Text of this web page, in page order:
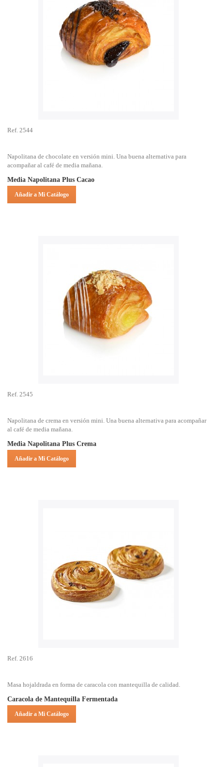
Ref. 2544
Napolitana de chocolate en versión mini. Una buena alternativa para
acompañar al café de media mañana.
Media Napolitana Plus Cacao
Añadir a Mi Catálogo
Ref. 2545
Napolitana de crema en versión mini. Una buena alternativa para acompañar
al café de media mañana.
Media Napolitana Plus Crema
Añadir a Mi Catálogo
Ref. 2616
Masa hojaldrada en forma de caracola con mantequilla de calidad.
Caracola de Mantequilla Fermentada
Añadir a Mi Catálogo